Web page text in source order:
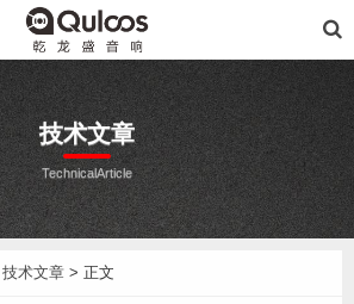
技术文章
TechnicalArticle
技术文章 > 正文